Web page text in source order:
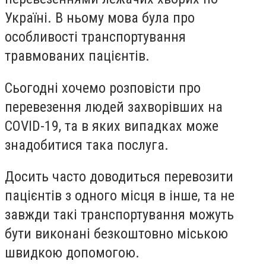
Україні. В ньому мова була про
особливості транспортування
травмованих пацієнтів.
Сьогодні хочемо розповісти про
перевезення людей захворівших на
COVID-19, та в яких випадках може
знадобитися така послуга.
Досить часто доводиться перевозити
пацієнтів з одного місця в інше, та не
завжди такі транспортування можуть
бути виконані безкоштовно міською
швидкою допомогою.